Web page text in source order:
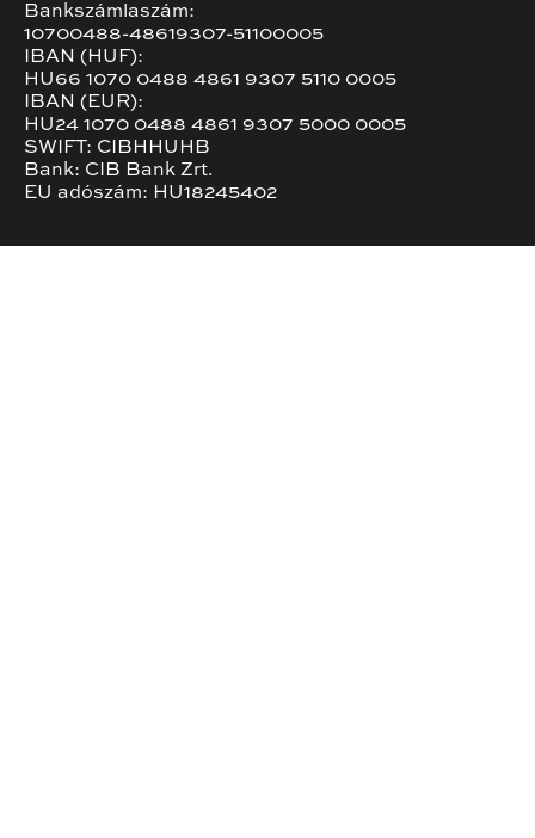
Bankszámlaszám:
10700488-48619307-51100005
IBAN (HUF):
HU66 1070 0488 4861 9307 5110 0005
IBAN (EUR):
HU24 1070 0488 4861 9307 5000 0005
SWIFT: CIBHHUHB
Bank: CIB Bank Zrt.
EU adószám: HU18245402